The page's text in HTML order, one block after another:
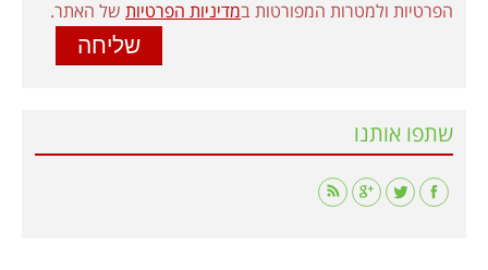
הפרטיות ולמטרות המפורטות במדיניות הפרטיות של האתר.
שתפו אותנו
Find us on: